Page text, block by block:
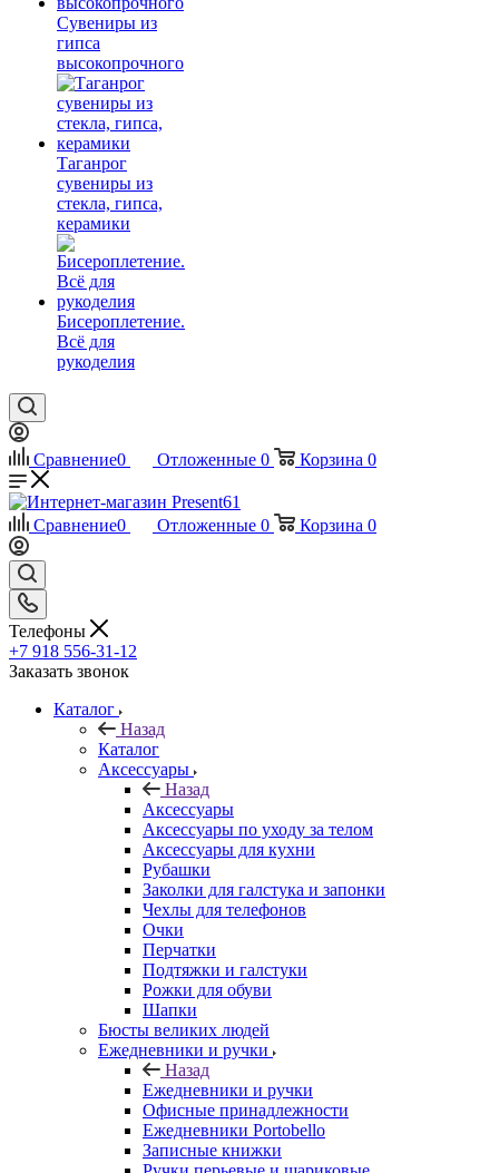
Сувениры из
гипса
высокопрочного
Таганрог
сувениры из
стекла, гипса,
керамики
Бисероплетение.
Всё для
рукоделия
Сравнение0 Отложенные 0 Корзина 0
Сравнение0 Отложенные 0 Корзина 0
Телефоны
+7 918 556-31-12
Заказать звонок
Каталог
Назад
Каталог
Аксессуары
Назад
Аксессуары
Аксессуары по уходу за телом
Аксессуары для кухни
Рубашки
Заколки для галстука и запонки
Чехлы для телефонов
Очки
Перчатки
Подтяжки и галстуки
Рожки для обуви
Шапки
Бюсты великих людей
Ежедневники и ручки
Назад
Ежедневники и ручки
Офисные принадлежности
Ежедневники Portobello
Записные книжки